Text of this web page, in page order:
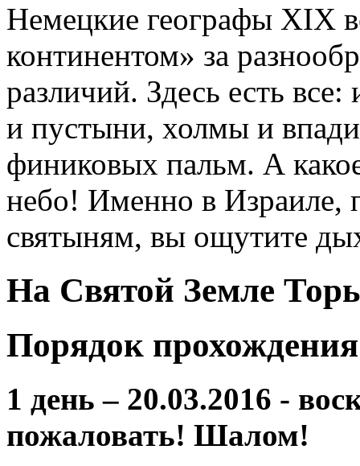
Немецкие географы XIX
континентом» за
различий. Здесь есть
и пустыни, холмы и
финиковых пальм. А
небо! Именно в Израиле,
святыням, вы ощутите
На Святой Земле
Порядок
1 день – 20.03.2016 -
пожаловать! Шалом!